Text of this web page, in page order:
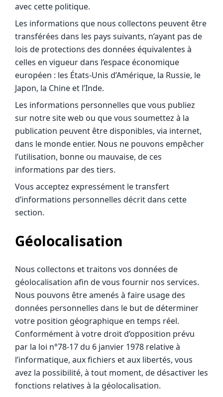
avec cette politique.
Les informations que nous collectons peuvent être
transférées dans les pays suivants, n’ayant pas de
lois de protections des données équivalentes à
celles en vigueur dans l’espace économique
européen : les États-Unis d’Amérique, la Russie, le
Japon, la Chine et l’Inde.
Les informations personnelles que vous publiez
sur notre site web ou que vous soumettez à la
publication peuvent être disponibles, via internet,
dans le monde entier. Nous ne pouvons empêcher
l’utilisation, bonne ou mauvaise, de ces
informations par des tiers.
Vous acceptez expressément le transfert
d’informations personnelles décrit dans cette
section.
Géolocalisation
Nous collectons et traitons vos données de
géolocalisation afin de vous fournir nos services.
Nous pouvons être amenés à faire usage des
données personnelles dans le but de déterminer
votre position géographique en temps réel.
Conformément à votre droit d’opposition prévu
par la loi n°78-17 du 6 janvier 1978 relative à
l’informatique, aux fichiers et aux libertés, vous
avez la possibilité, à tout moment, de désactiver les
fonctions relatives à la géolocalisation.